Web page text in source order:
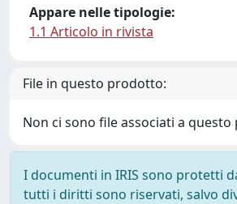
Appare nelle tipologie:
1.1 Articolo in rivista
File in questo prodotto:
Non ci sono file associati a
I documenti in IRIS sono protetti
tutti i diritti sono riservati, salvo